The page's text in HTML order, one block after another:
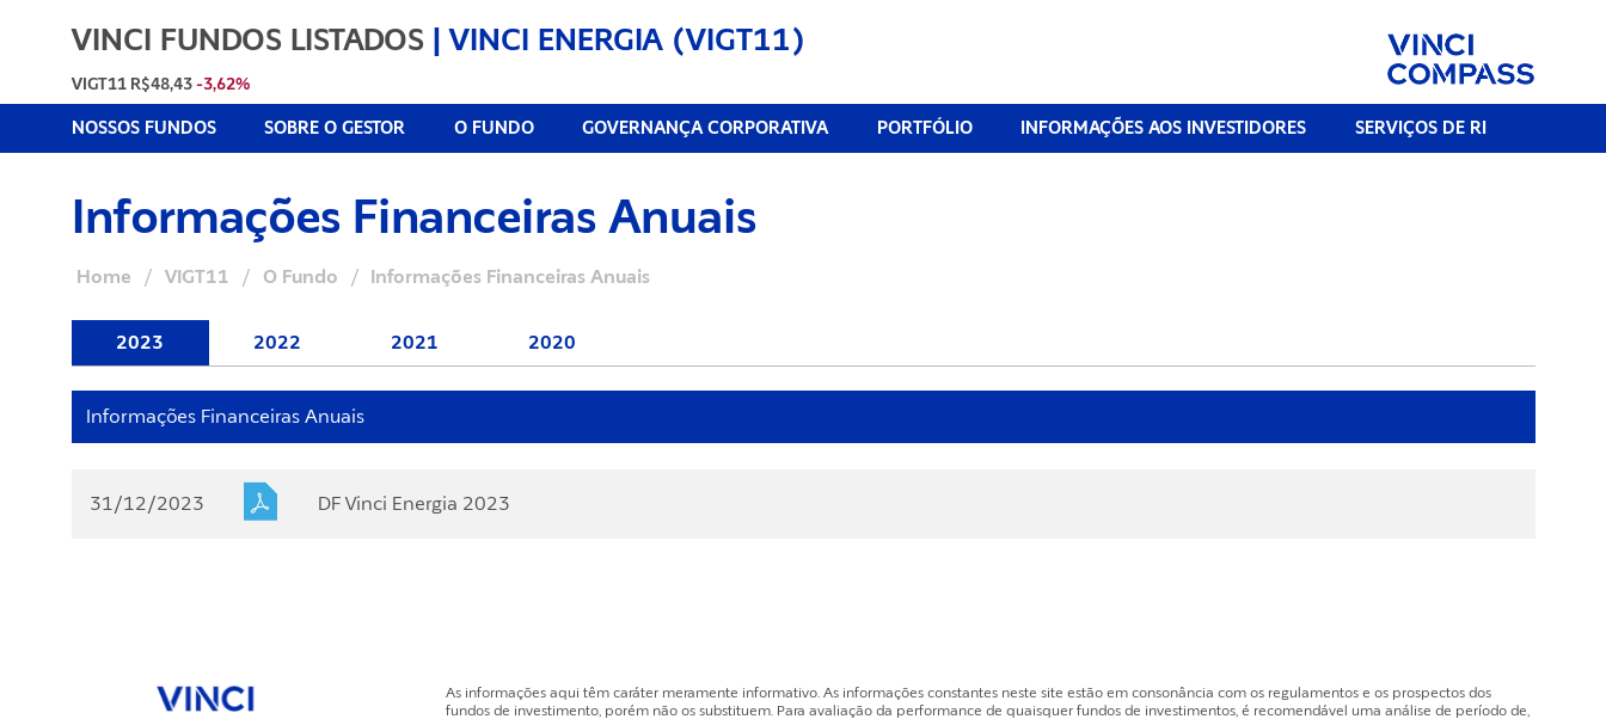
VINCI FUNDOS LISTADOS |VINCI ENERGIA (VIGT11)
VIGT11 R$48,43 -3,62%
NOSSOS FUNDOS SOBRE O GESTOR O FUNDO GOVERNANÇA CORPORATIVA PORTFÓLIO INFORMAÇÕES AOS INVESTIDORES SERVIÇOS DE RI
Informações Financeiras Anuais
Home / VIGT11 / O Fundo / Informações Financeiras Anuais
2023 2022 2021 2020
Informações Financeiras Anuais
31/12/2023 DF Vinci Energia 2023
As informações aqui têm caráter meramente informativo. As informações constantes neste site estão em consonância com os regulamentos e os prospectos dos
fundos de investimento, porém não os substituem. Para avaliação da performance de quaisquer fundos de investimentos, é recomendável uma análise de período de,